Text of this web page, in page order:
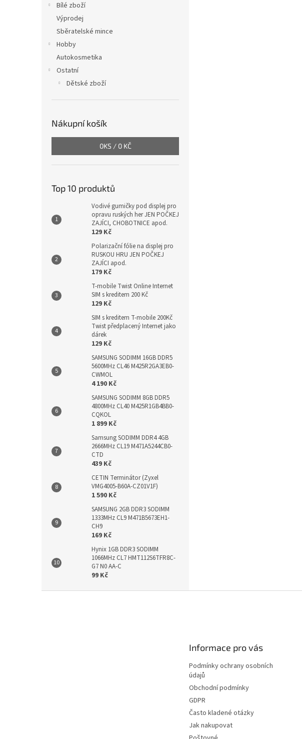
Bílé zboží
Výprodej
Sběratelské mince
Hobby
Autokosmetika
Ostatní
Dětské zboží
Nákupní košík
0KS / 0 KČ
Top 10 produktů
Vodivé gumičky pod displej pro
opravu ruských her JEN POČKEJ
ZAJÍCI, CHOBOTNICE apod.
129 Kč
Polarizační fólie na displej pro
RUSKOU HRU JEN POČKEJ
ZAJÍCI apod.
179 Kč
T-mobile Twist Online Internet
SIM s kreditem 200 Kč
129 Kč
SIM s kreditem T-mobile 200Kč
Twist předplacený Internet jako
dárek
129 Kč
SAMSUNG SODIMM 16GB DDR5
5600MHz CL46 M425R2GA3EB0-
CWMOL
4 190 Kč
SAMSUNG SODIMM 8GB DDR5
4800MHz CL40 M425R1GB4BB0-
CQKOL
1 899 Kč
Samsung SODIMM DDR4 4GB
2666MHz CL19 M471A5244CB0-
CTD
439 Kč
CETIN Terminátor (Zyxel
VMG4005-B60A-CZ01V1F)
1 590 Kč
SAMSUNG 2GB DDR3 SODIMM
1333MHz CL9 M471B5673EH1-
CH9
169 Kč
Hynix 1GB DDR3 SODIMM
1066MHz CL7 HMT112S6TFR8C-
G7 N0 AA-C
99 Kč
Informace pro vás
Podmínky ochrany osobních
údajů
Obchodní podmínky
GDPR
Často kladené otázky
Jak nakupovat